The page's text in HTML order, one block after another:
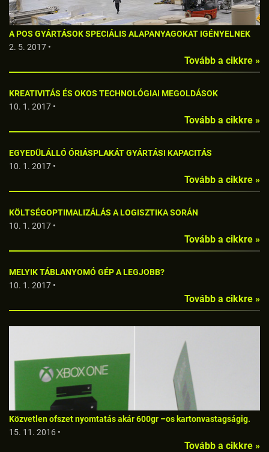
A POS GYÁRTÁSOK SPECIÁLIS ALAPANYAGOKAT IGÉNYELNEK
2. 5. 2017 •
Tovább a cikkre »
KREATIVITÁS ÉS OKOS TECHNOLÓGIAI MEGOLDÁSOK
10. 1. 2017 •
Tovább a cikkre »
EGYEDÜLÁLLÓ ÓRIÁSPLAKÁT GYÁRTÁSI KAPACITÁS
10. 1. 2017 •
Tovább a cikkre »
KÖLTSÉGOPTIMALIZÁLÁS A LOGISZTIKA SORÁN
10. 1. 2017 •
Tovább a cikkre »
MELYIK TÁBLANYOMÓ GÉP A LEGJOBB?
10. 1. 2017 •
Tovább a cikkre »
Közvetlen ofszet nyomtatás akár 600gr –os kartonvastagságig.
15. 11. 2016 •
Tovább a cikkre »